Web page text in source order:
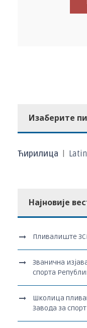
Изаберите
Ћирилица
Најновије
Пливалиште
Званична
спорта
Школица
Завода за